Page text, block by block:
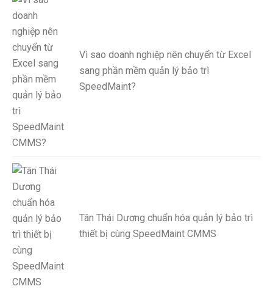
Vì sao doanh nghiệp nên chuyển từ Excel
sang phần mềm quản lý bảo trì
SpeedMaint?
Tân Thái Dương chuẩn hóa quản lý bảo trì
thiết bị cùng SpeedMaint CMMS